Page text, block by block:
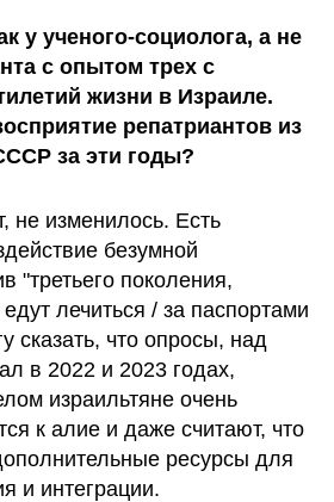
у ученого-социолога, а не
с опытом трех с
жизни в Израиле.
репатриантов из
за эти годы?
не изменилось. Есть
безумной
"третьего поколения,
лечиться / за паспортами
сказать, что опросы, над
в 2022 и 2023 годах,
израильтяне очень
к алие и даже считают, что
ресурсы для
и интеграции.